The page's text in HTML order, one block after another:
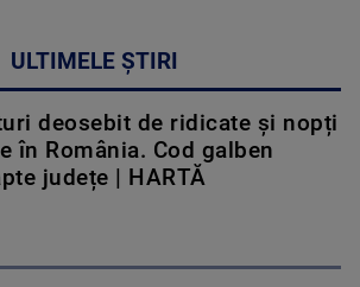
ULTIMELE ȘTIRI
deosebit de ridicate și nopți
în România. Cod galben
județe | HARTĂ